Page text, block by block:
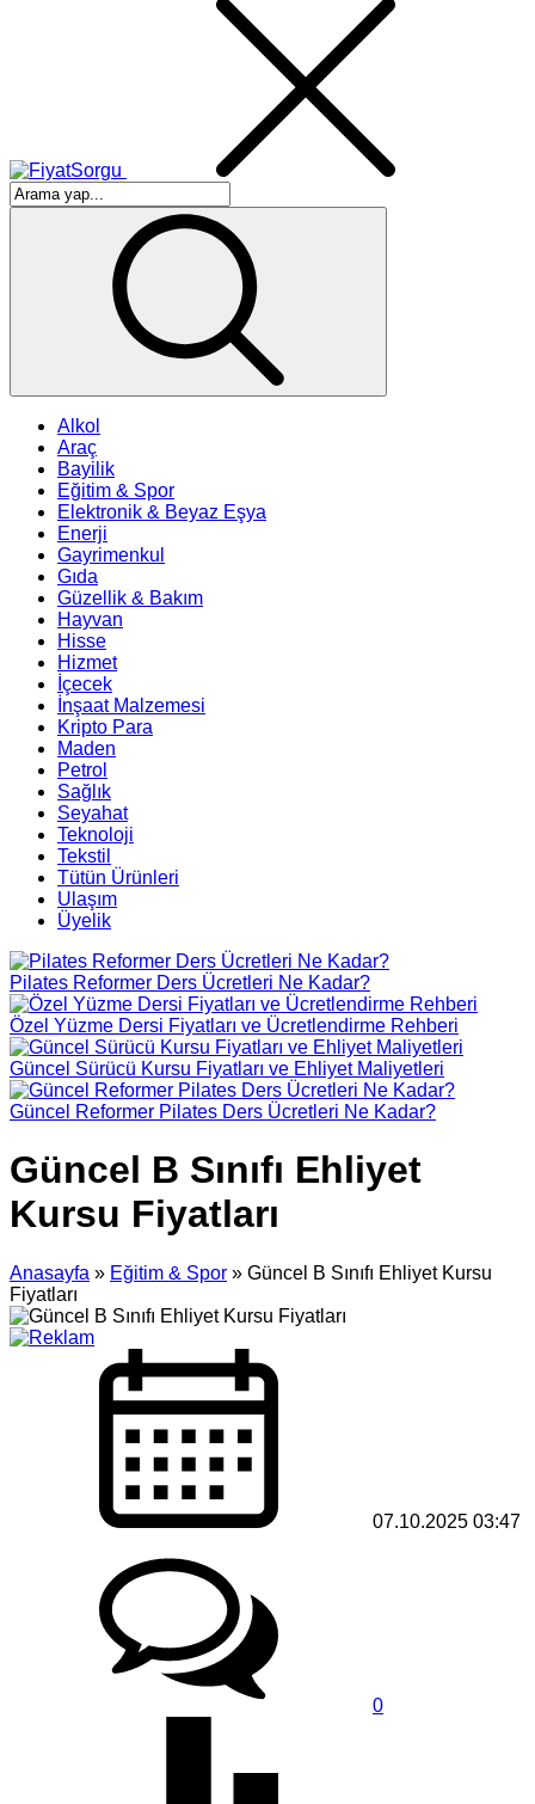
Alkol
Araç
Bayilik
Eğitim & Spor
Elektronik & Beyaz Eşya
Enerji
Gayrimenkul
Gıda
Güzellik & Bakım
Hayvan
Hisse
Hizmet
İçecek
İnşaat Malzemesi
Kripto Para
Maden
Petrol
Sağlık
Seyahat
Teknoloji
Tekstil
Tütün Ürünleri
Ulaşım
Üyelik
Pilates Reformer Ders Ücretleri Ne Kadar?
Özel Yüzme Dersi Fiyatları ve Ücretlendirme Rehberi
Güncel Sürücü Kursu Fiyatları ve Ehliyet Maliyetleri
Güncel Reformer Pilates Ders Ücretleri Ne Kadar?
Güncel B Sınıfı Ehliyet
Kursu Fiyatları
Anasayfa » Eğitim & Spor » Güncel B Sınıfı Ehliyet Kursu
Fiyatları
07.10.2025 03:47
0